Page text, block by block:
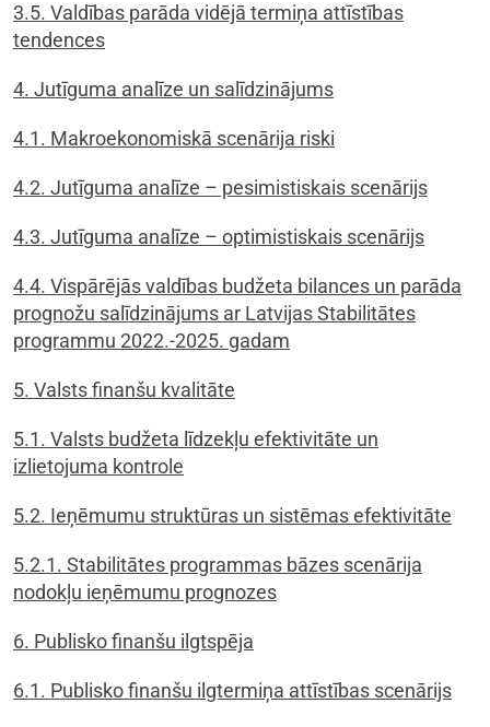
3.5. Valdības parāda vidējā termiņa attīstības
tendences
4. Jutīguma analīze un salīdzinājums
4.1. Makroekonomiskā scenārija riski
4.2. Jutīguma analīze – pesimistiskais scenārijs
4.3. Jutīguma analīze – optimistiskais scenārijs
4.4. Vispārējās valdības budžeta bilances un parāda
prognožu salīdzinājums ar Latvijas Stabilitātes
programmu 2022.-2025. gadam
5. Valsts finanšu kvalitāte
5.1. Valsts budžeta līdzekļu efektivitāte un
izlietojuma kontrole
5.2. Ieņēmumu struktūras un sistēmas efektivitāte
5.2.1. Stabilitātes programmas bāzes scenārija
nodokļu ieņēmumu prognozes
6. Publisko finanšu ilgtspēja
6.1. Publisko finanšu ilgtermiņa attīstības scenārijs